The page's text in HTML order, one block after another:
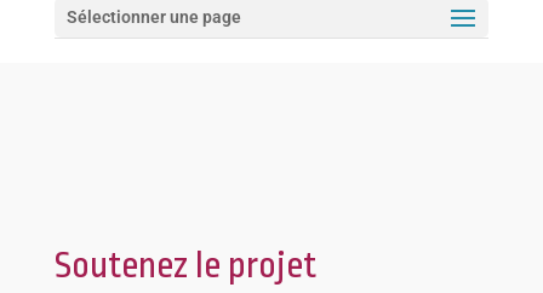
Sélectionner une page
Soutenez le projet